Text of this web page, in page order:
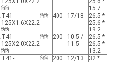
125X1.0X22.2
মিমি
25.6 *
15.7
T41-
125X1.6X22.2
মিমি
পিসি 400 17/18
26.5 *
25.6 *
19.2
T41-
125X2.0X22.2
মিমি
পিসি 200
10.5 /
11.5
26.5 *
26.5 *
13.2
T41-
পিসি 200 12/13
32 *